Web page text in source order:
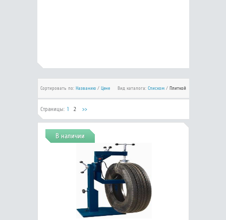
Сортировать по: Названию/ Цене Вид каталога: Списком/ Плиткой
Страницы: 1 2 >>
В наличии